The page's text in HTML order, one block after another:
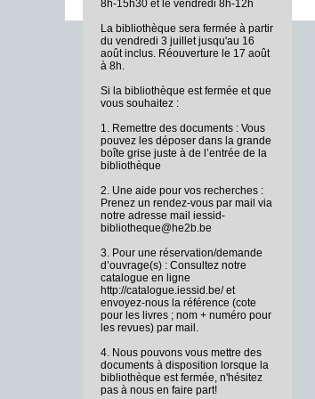
8h-15h30 et le vendredi 8h-12h
La bibliothèque sera fermée à partir
du vendredi 3 juillet jusqu'au 16
août inclus. Réouverture le 17 août
à 8h.
Si la bibliothèque est fermée et que
vous souhaitez :
1. Remettre des documents : Vous
pouvez les déposer dans la grande
boîte grise juste à de l’entrée de la
bibliothèque
2. Une aide pour vos recherches :
Prenez un rendez-vous par mail via
notre adresse mail iessid-
bibliotheque@he2b.be
3. Pour une réservation/demande
d’ouvrage(s) : Consultez notre
catalogue en ligne
http://catalogue.iessid.be/ et
envoyez-nous la référence (cote
pour les livres ; nom + numéro pour
les revues) par mail.
4. Nous pouvons vous mettre des
documents à disposition lorsque la
bibliothèque est fermée, n'hésitez
pas à nous en faire part!